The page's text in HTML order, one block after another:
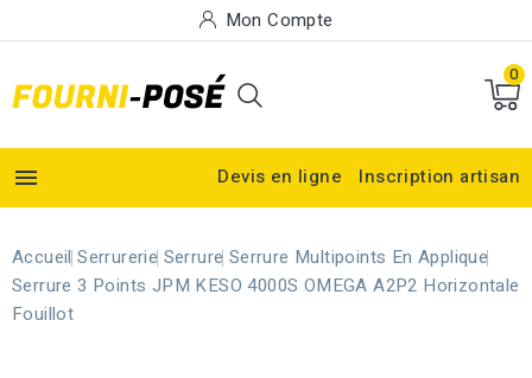
Mon Compte
0
 Devis en ligne Inscription artisan
Accueil Serrurerie Serrure Serrure Multipoints En Applique
Serrure 3 Points JPM KESO 4000S OMEGA A2P2 Horizontale
Fouillot